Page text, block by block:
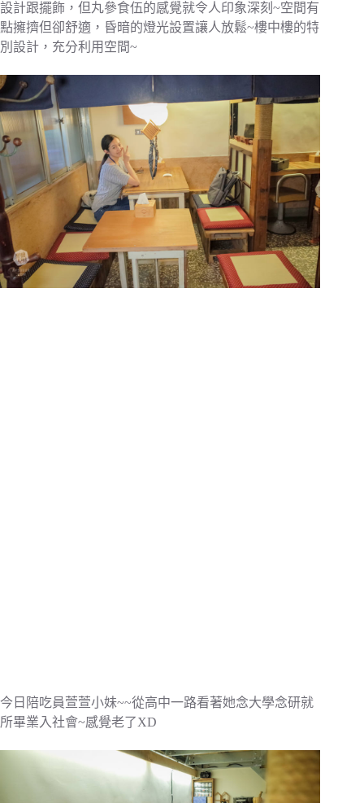
設計跟擺飾，但丸參食伍的感覺就令人印象深刻~空間有
點擁擠但卻舒適，昏暗的燈光設置讓人放鬆~樓中樓的特
別設計，充分利用空間~
今日陪吃員萱萱小妹~~從高中一路看著她念大學念研就
所畢業入社會~感覺老了XD